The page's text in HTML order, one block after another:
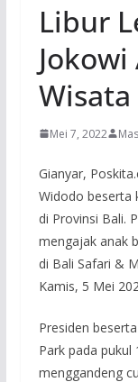
Libur
Mei 7, 2022
Gianyar,
Widodo beserta
di Provinsi Bali.
mengajak anak
di Bali Safari &
Kamis, 5 Mei
Presiden
Park pada pukul
menggandeng